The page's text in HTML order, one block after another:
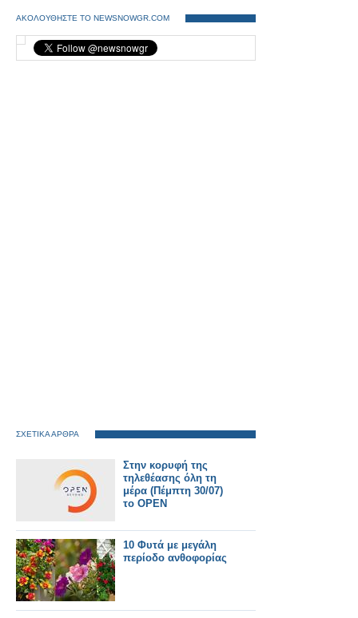
ΑΚΟΛΟΥΘΗΣΤΕ ΤΟ NEWSNOWGR.COM
ΣΧΕΤΙΚΑ ΑΡΘΡΑ
Στην κορυφή της
τηλεθέασης όλη τη
μέρα (Πέμπτη 30/07)
το OPEN
10 Φυτά με μεγάλη
περίοδο ανθοφορίας